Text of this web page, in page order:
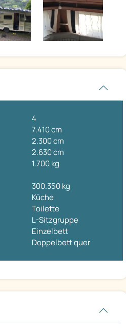
4
7.410 cm
2.300 cm
2.630 cm
1.700 kg
300.350 kg
Küche
Toilette
L-Sitzgruppe
Einzelbett
Doppelbett quer